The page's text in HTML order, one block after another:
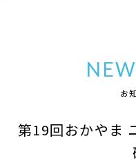
お
第19回おかやま